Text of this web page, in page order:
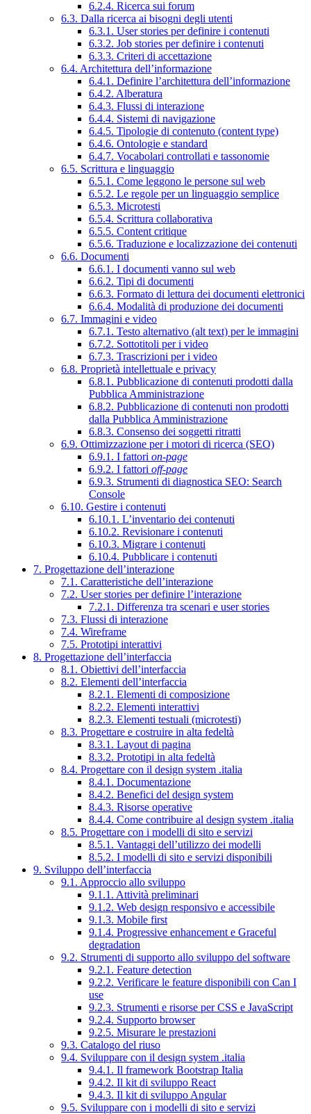
6.2.4. Ricerca sui forum
6.3. Dalla ricerca ai bisogni degli utenti
6.3.1. User stories per definire i contenuti
6.3.2. Job stories per definire i contenuti
6.3.3. Criteri di accettazione
6.4. Architettura dell’informazione
6.4.1. Definire l’architettura dell’informazione
6.4.2. Alberatura
6.4.3. Flussi di interazione
6.4.4. Sistemi di navigazione
6.4.5. Tipologie di contenuto (content type)
6.4.6. Ontologie e standard
6.4.7. Vocabolari controllati e tassonomie
6.5. Scrittura e linguaggio
6.5.1. Come leggono le persone sul web
6.5.2. Le regole per un linguaggio semplice
6.5.3. Microtesti
6.5.4. Scrittura collaborativa
6.5.5. Content critique
6.5.6. Traduzione e localizzazione dei contenuti
6.6. Documenti
6.6.1. I documenti vanno sul web
6.6.2. Tipi di documenti
6.6.3. Formato di lettura dei documenti elettronici
6.6.4. Modalità di produzione dei documenti
6.7. Immagini e video
6.7.1. Testo alternativo (alt text) per le immagini
6.7.2. Sottotitoli per i video
6.7.3. Trascrizioni per i video
6.8. Proprietà intellettuale e privacy
6.8.1. Pubblicazione di contenuti prodotti dalla
Pubblica Amministrazione
6.8.2. Pubblicazione di contenuti non prodotti
dalla Pubblica Amministrazione
6.8.3. Consenso dei soggetti ritratti
6.9. Ottimizzazione per i motori di ricerca (SEO)
6.9.1. I fattori on-page
6.9.2. I fattori off-page
6.9.3. Strumenti di diagnostica SEO: Search
Console
6.10. Gestire i contenuti
6.10.1. L’inventario dei contenuti
6.10.2. Revisionare i contenuti
6.10.3. Migrare i contenuti
6.10.4. Pubblicare i contenuti
7. Progettazione dell’interazione
7.1. Caratteristiche dell’interazione
7.2. User stories per definire l’interazione
7.2.1. Differenza tra scenari e user stories
7.3. Flussi di interazione
7.4. Wireframe
7.5. Prototipi interattivi
8. Progettazione dell’interfaccia
8.1. Obiettivi dell’interfaccia
8.2. Elementi dell’interfaccia
8.2.1. Elementi di composizione
8.2.2. Elementi interattivi
8.2.3. Elementi testuali (microtesti)
8.3. Progettare e costruire in alta fedeltà
8.3.1. Layout di pagina
8.3.2. Prototipi in alta fedeltà
8.4. Progettare con il design system .italia
8.4.1. Documentazione
8.4.2. Benefici del design system
8.4.3. Risorse operative
8.4.4. Come contribuire al design system .italia
8.5. Progettare con i modelli di sito e servizi
8.5.1. Vantaggi dell’utilizzo dei modelli
8.5.2. I modelli di sito e servizi disponibili
9. Sviluppo dell’interfaccia
9.1. Approccio allo sviluppo
9.1.1. Attività preliminari
9.1.2. Web design responsivo e accessibile
9.1.3. Mobile first
9.1.4. Progressive enhancement e Graceful
degradation
9.2. Strumenti di supporto allo sviluppo del software
9.2.1. Feature detection
9.2.2. Verificare le feature disponibili con Can I
use
9.2.3. Strumenti e risorse per CSS e JavaScript
9.2.4. Supporto browser
9.2.5. Misurare le prestazioni
9.3. Catalogo del riuso
9.4. Sviluppare con il design system .italia
9.4.1. Il framework Bootstrap Italia
9.4.2. Il kit di sviluppo React
9.4.3. Il kit di sviluppo Angular
9.5. Sviluppare con i modelli di sito e servizi